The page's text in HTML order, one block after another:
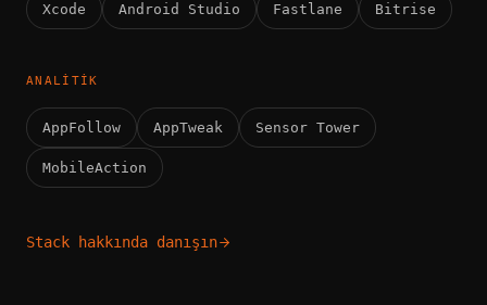
Xcode Android Studio Fastlane Bitrise
ANALITIK
AppFollow AppTweak Sensor Tower
MobileAction
Stack hakkında danışın